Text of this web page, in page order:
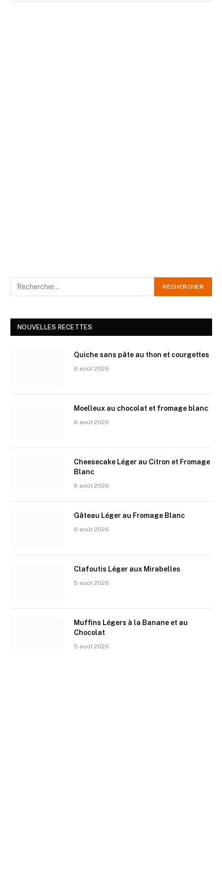
NOUVELLES RECETTES
Quiche sans pâte au thon et courgettes
6 août 2026
Moelleux au chocolat et fromage blanc
6 août 2026
Cheesecake Léger au Citron et Fromage
Blanc
6 août 2026
Gâteau Léger au Fromage Blanc
6 août 2026
Clafoutis Léger aux Mirabelles
5 août 2026
Muffins Légers à la Banane et au
Chocolat
5 août 2026